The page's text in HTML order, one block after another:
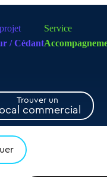
/ Cédant
Service
Trouver un
commercial